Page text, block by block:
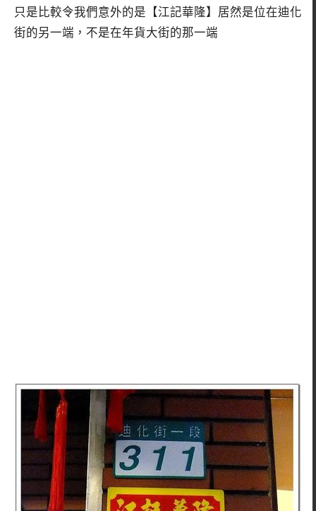
只是比較令我們意外的是【江記華隆】居然是位在迪化
街的另一端，不是在年貨大街的那一端